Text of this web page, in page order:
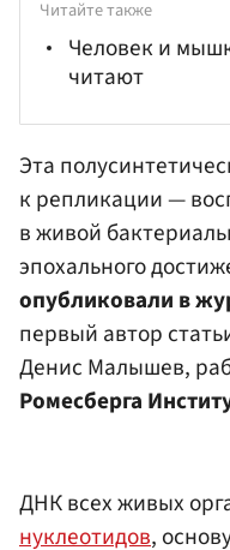
Читайте также
Человек и
читают
Эта
к репликации —
в живой
эпохального
опубликовали в
первый автор
Денис Малышев,
Ромесберга
ДНК всех живых
нуклеотидов,